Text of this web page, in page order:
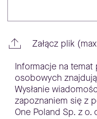
Załącz plik
Informacje na temat
osobowych
Wysłanie
zapoznaniem się z
One Poland Sp. z o.